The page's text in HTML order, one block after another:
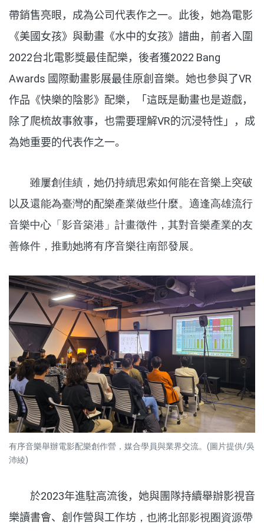
帶銷售亮眼，成為公司代表作之一。此後，她為電影
《美國女孩》與動畫《水中的女孩》譜曲，前者入圍
2022台北電影獎最佳配樂，後者獲2022 Bang
Awards 國際動畫影展最佳原創音樂。她也參與了VR
作品《快樂的陰影》配樂，「這既是動畫也是遊戲，
除了爬梳故事敘事，也需要理解VR的沉浸特性」，成
為她重要的代表作之一。
雖屢創佳績，她仍持續思索如何能在音樂上突破
以及還能為臺灣的配樂產業做些什麼。適逢高雄流行
音樂中心「影音築港」計畫徵件，其對音樂產業的友
善條件，推動她將有序音樂往南部發展。
有序音樂舉辦電影配樂創作營，媒合學員與業界交流。(圖片提供/吳
沛綾)
於2023年進駐高流後，她與團隊持續舉辦影視音
樂讀書會、創作營與工作坊 ，也將北部影視圈資源帶